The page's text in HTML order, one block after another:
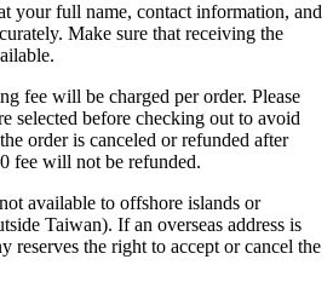
your full name, contact information, and
Make sure that receiving the
fee will be charged per order. Please
selected before checking out to avoid
order is canceled or refunded after
fee will not be refunded.
available to offshore islands or
Taiwan). If an overseas address is
reserves the right to accept or cancel the